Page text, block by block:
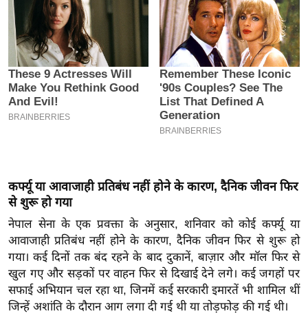
म
ई
-
पे
प
र
बे
मि
सा
ल
श
ख्सि
कर्फ्यू या आवाजाही प्रतिबंध नहीं होने के कारण, दैनिक जीवन फिर
से शुरू हो गया
नेपाल सेना के एक प्रवक्ता के अनुसार, शनिवार को कोई कर्फ्यू या
आवाजाही प्रतिबंध नहीं होने के कारण, दैनिक जीवन फिर से शुरू हो
गया। कई दिनों तक बंद रहने के बाद दुकानें, बाज़ार और मॉल फिर से
खुल गए और सड़कों पर वाहन फिर से दिखाई देने लगे। कई जगहों पर
सफाई अभियान चल रहा था, जिनमें कई सरकारी इमारतें भी शामिल थीं
जिन्हें अशांति के दौरान आग लगा दी गई थी या तोड़फोड़ की गई थी।